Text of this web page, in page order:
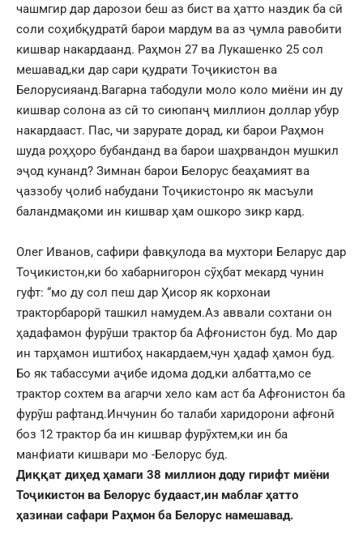
чашмгир дар дарозои беш аз бист ва ҳатто наздик ба сӣ
соли соҳибқудратӣ барои мардум ва аз ҷумла равобити
кишвар накардаанд. Раҳмон 27 ва Лукашенко 25 сол
мешавад,ки дар сари қудрати Тоҷикистон ва
Белорусияанд.Вагарна табодули моло коло миёни ин ду
кишвар солона аз сӣ то сиюпанҷ миллион доллар убур
накардааст. Пас, чи зарурате дорад, ки барои Раҳмон
шуда роҳҳоро бубанданд ва барои шаҳрвандон мушкил
эҷод кунанд? Зимнан барои Белорус беаҳамият ва
ҷаззобу ҷолиб набудани Тоҷикистонро як масъули
баландмақоми ин кишвар ҳам ошкоро зикр кард.
Олег Иванов, сафири фавқулода ва мухтори Беларус дар
Тоҷикистон,ки бо хабарнигорон сӯҳбат мекард чунин
гуфт: “мо ду сол пеш дар Ҳисор як корхонаи
тракторбарорӣ ташкил намудем.Аз аввали сохтани он
ҳадафамон фурӯши трактор ба Афғонистон буд. Мо дар
ин тарҳамон иштибоҳ накардаем,чун ҳадаф ҳамон буд.
Бо як табассуми аҷибе идома дод,ки албатта,мо се
трактор сохтем ва агарчи хело кам аст ба Афғонистон ба
фурӯш рафтанд.Инчунин бо талаби харидорони афғонӣ
боз 12 трактор ба ин кишвар фурӯхтем,ки ин ба
манфиати кишвари мо -Белорус буд.
Диққат диҳед ҳамаги 38 миллион доду гирифт миёни
Тоҷикистон ва Белорус будааст,ин маблағ ҳатто
ҳазинаи сафари Раҳмон ба Белорус намешавад.